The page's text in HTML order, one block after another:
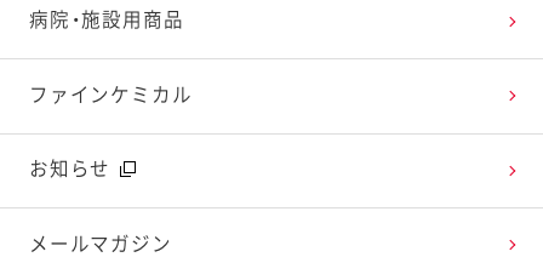
レシピ動画
今日のレシピギャラリー
深谷テラス ヤサイな仲間たちファーム
おたのしみコンテンツ
広告ギャラリー
テレビ・ラジオ
お客様の声を活かしました
キユーピーウエルネス
病院・施設用商品
ファインケミカル
お知らせ
メールマガジン